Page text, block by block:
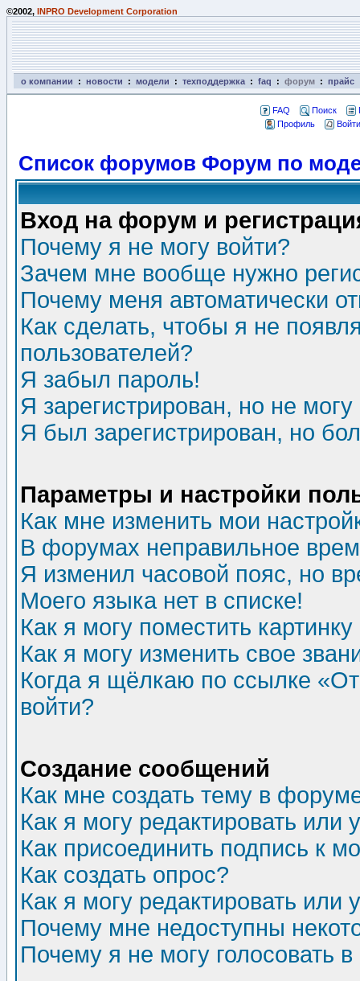
©2002, INPRO Development Corporation
о компании : новости : модели : техподдержка : faq : форум : прайс
FAQ Поиск
Профиль
Список форумов Форум по
Вход на форум и
Почему я не могу войти?
Зачем мне вообще нужно
Почему меня автоматически
Как сделать, чтобы я не
пользователей?
Я забыл пароль!
Я зарегистрирован, но не могу
Я был зарегистрирован, но
Параметры и настройки
Как мне изменить мои
В форумах неправильное
Я изменил часовой пояс, но
Моего языка нет в списке!
Как я могу поместить
Как я могу изменить свое
Когда я щёлкаю по ссылке
войти?
Создание сообщений
Как мне создать тему в
Как я могу редактировать или
Как присоединить подпись к
Как создать опрос?
Как я могу редактировать или
Почему мне недоступны
Почему я не могу голосовать